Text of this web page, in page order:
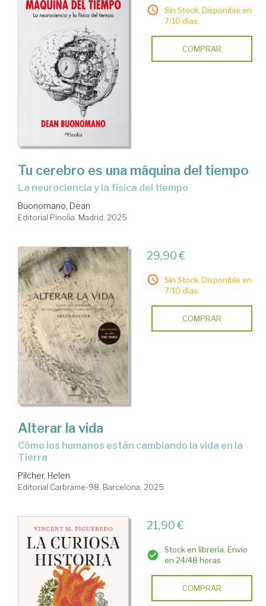
Sin Stock. Disponible en
7/10 días.
COMPRAR
Tu cerebro es una máquina del tiempo
La neurociencia y la física del tiempo
Buonomano, Dean
Editorial Pinolia. Madrid, 2025
29,90 €
Sin Stock. Disponible en
7/10 días.
COMPRAR
Alterar la vida
Cómo los humanos están cambiando la vida en la
Tierra
Pilcher, Helen
Editorial Carbrame-98. Barcelona, 2025
21,90 €
Stock en librería. Envío
en 24/48 horas
COMPRAR